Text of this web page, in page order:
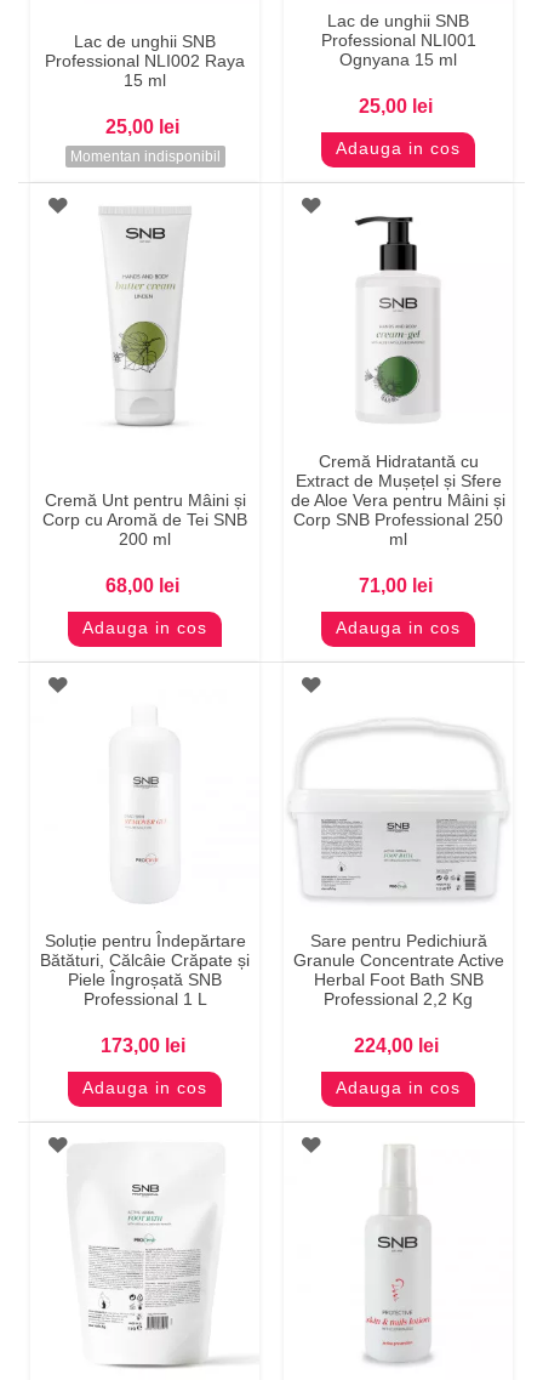
Lac de unghii SNB
Professional NLI002 Raya
15 ml
25,00 lei
Momentan indisponibil
Lac de unghii SNB
Professional NLI001
Ognyana 15 ml
25,00 lei
Adauga in cos
Cremă Unt pentru Mâini și
Corp cu Aromă de Tei SNB
200 ml
68,00 lei
Adauga in cos
Cremă Hidratantă cu
Extract de Mușețel și Sfere
de Aloe Vera pentru Mâini și
Corp SNB Professional 250
ml
71,00 lei
Adauga in cos
Soluție pentru Îndepărtare
Bătături, Călcâie Crăpate și
Piele Îngroșată SNB
Professional 1 L
173,00 lei
Adauga in cos
Sare pentru Pedichiură
Granule Concentrate Active
Herbal Foot Bath SNB
Professional 2,2 Kg
224,00 lei
Adauga in cos